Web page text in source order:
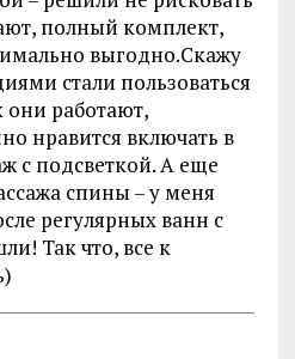
полный комплект,
выгодно.Скажу
стали пользоваться
они работают,
нравится включать в
с подсветкой. А еще
спины – у меня
регулярных ванн с
Так что, все к